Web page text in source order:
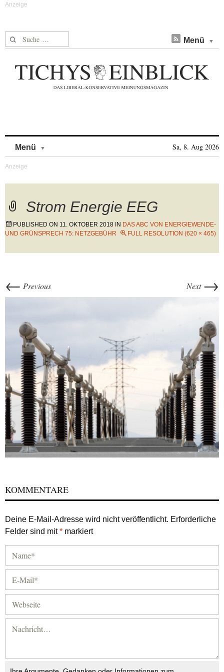
Suche nach: Menü
Menü Sa, 8. Aug 2026
Strom Energie EEG
PUBLISHED ON 11. OKTOBER 2018 IN DAS ABC VON ENERGIEWENDE-
UND GRÜNSPRECH 75: NETZGEBÜHR
FULL RESOLUTION (620 × 465)
← Previous Next →
KOMMENTARE
Deine E-Mail-Adresse wird nicht veröffentlicht. Erforderliche
Felder sind mit* markiert